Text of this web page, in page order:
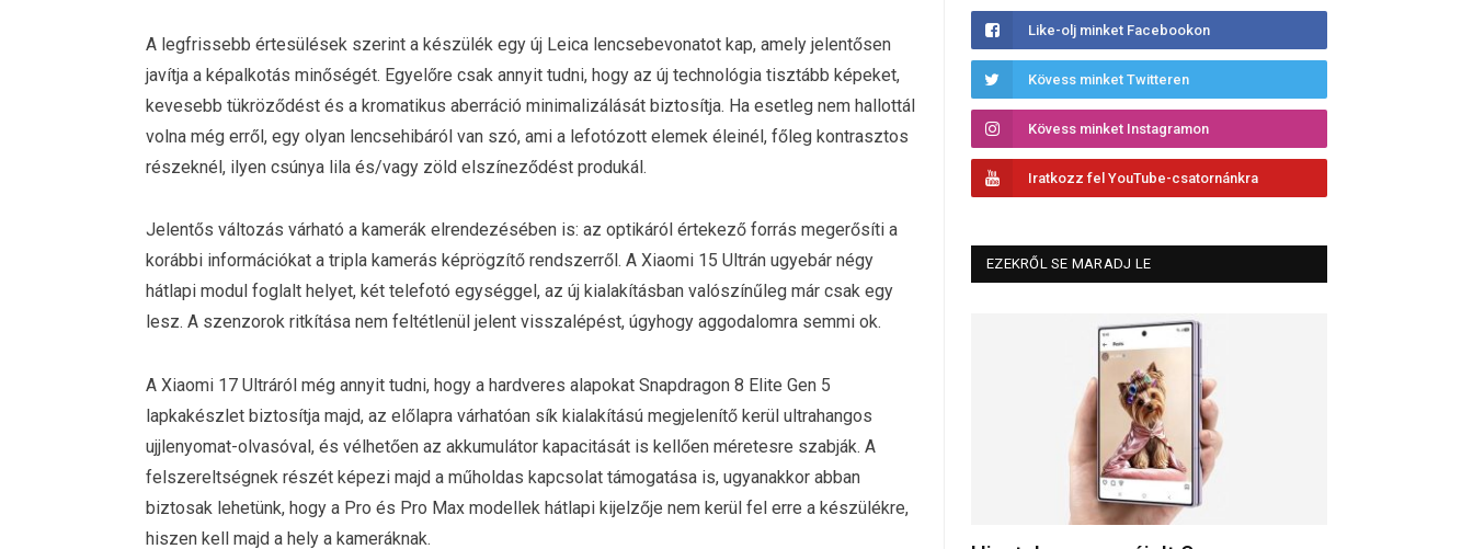
A legfrissebb értesülések szerint a készülék egy új Leica lencsebevonatot kap, amely jelentősen
javítja a képalkotás minőségét. Egyelőre csak annyit tudni, hogy az új technológia tisztább képeket,
kevesebb tükröződést és a kromatikus aberráció minimalizálását biztosítja. Ha esetleg nem hallottál
volna még erről, egy olyan lencsehibáról van szó, ami a lefotózott elemek éleinél, főleg kontrasztos
részeknél, ilyen csúnya lila és/vagy zöld elszíneződést produkál.
Jelentős változás várható a kamerák elrendezésében is: az optikáról értekező forrás megerősíti a
korábbi információkat a tripla kamerás képrögzítő rendszerről. A Xiaomi 15 Ultrán ugyebár négy
hátlapi modul foglalt helyet, két telefotó egységgel, az új kialakításban valószínűleg már csak egy
lesz. A szenzorok ritkítása nem feltétlenül jelent visszalépést, úgyhogy aggodalomra semmi ok.
A Xiaomi 17 Ultráról még annyit tudni, hogy a hardveres alapokat Snapdragon 8 Elite Gen 5
lapkakészlet biztosítja majd, az előlapra várhatóan sík kialakítású megjelenítő kerül ultrahangos
ujjlenyomat-olvasóval, és vélhetően az akkumulátor kapacitását is kellően méretesre szabják. A
felszereltségnek részét képezi majd a műholdas kapcsolat támogatása is, ugyanakkor abban
biztosak lehetünk, hogy a Pro és Pro Max modellek hátlapi kijelzője nem kerül fel erre a készülékre,
hiszen kell majd a hely a kameráknak.
Like-olj minket Facebookon
Kövess minket Twitteren
Kövess minket Instagramon
Iratkozz fel YouTube-csatornánkra
EZEKRŐL SE MARADJ LE